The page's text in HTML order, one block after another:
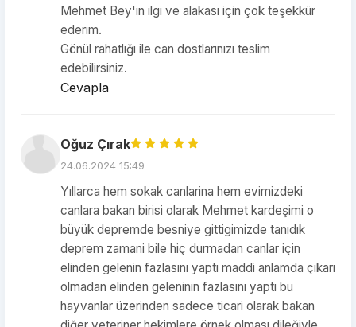
Mehmet Bey'in ilgi ve alakası için çok teşekkür
ederim.
Gönül rahatlığı ile can dostlarınızı teslim
edebilirsiniz.
Cevapla
Oğuz Çırak
24.06.2024 15:49
Yıllarca hem sokak canlarina hem evimizdeki
canlara bakan birisi olarak Mehmet kardeşimi o
büyük depremde besniye gittigimizde tanıdık
deprem zamani bile hiç durmadan canlar için
elinden gelenin fazlasını yaptı maddi anlamda çıkarı
olmadan elinden geleninin fazlasını yaptı bu
hayvanlar üzerinden sadece ticari olarak bakan